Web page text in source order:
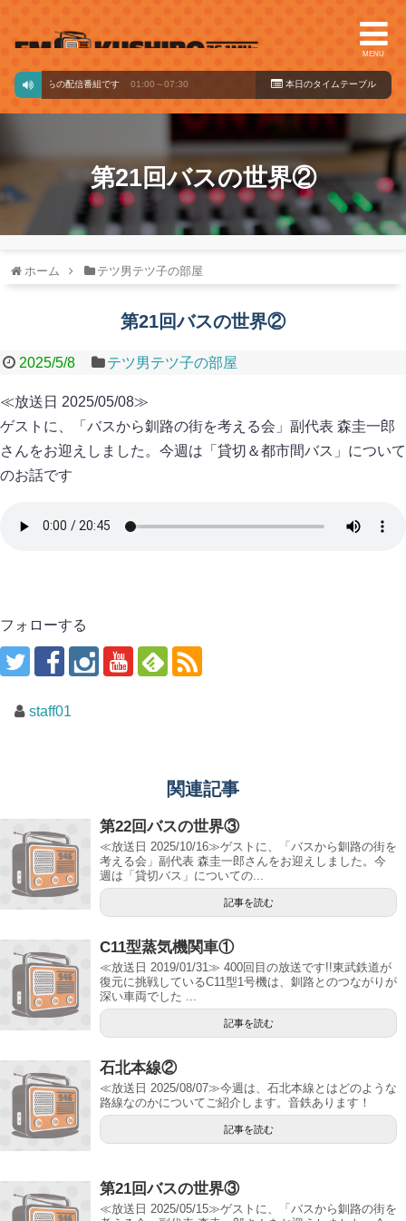
MENU
ードからの配信番組です 01:00～07:30 本日のタイ ムテーブル
第21回バスの世界②
ホーム テツ男テツ子の部屋
第21回バスの世界②
2025/5/8 テツ男テツ子の部屋
≪放送日 2025/05/08≫
ゲストに、「バスから釧路の街を考える会」副代表 森圭一郎
さんをお迎えしました。今週は「貸切＆都市間バス」について
のお話です
フォローする
staff01
関連記事
第22回バスの世界③
≪放送日 2025/10/16≫ゲストに、「バスから釧路の街を
考える会」副代表 森圭一郎さんをお迎えしました。今
週は「貸切バス」についての...
記事を読む
C11型蒸気機関車①
≪放送日 2019/01/31≫ 400回目の放送です!!東武鉄道が
復元に挑戦しているC11型1号機は、釧路とのつながりが
深い車両でした ...
記事を読む
石北本線②
≪放送日 2025/08/07≫今週は、石北本線とはどのような
路線なのかについてご紹介します。音鉄あります！
記事を読む
第21回バスの世界③
≪放送日 2025/05/15≫ゲストに、「バスから釧路の街を